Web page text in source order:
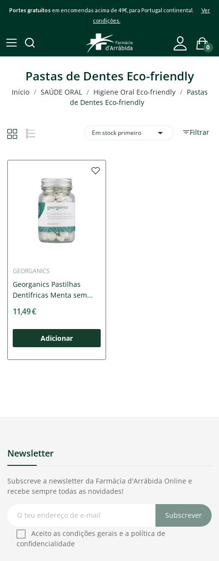
Portes gratuitos em encomendas acima de 49€, para Portugal continental. Ver
condições.
0
Pastas de Dentes Eco-friendly
Início SAÚDE ORAL Higiene Oral Eco-friendly
Pastas
de Dentes Eco-friendly
Filtrar
Em stock primeiro 
GEORGANICS
Georganics Pastilhas
Dentífricas Menta sem...
11,49 €
Adicionar
Newsletter
Subscreve a newsletter da Farmácia d'Arrábida Online e
recebe sempre todas as novidades!
Subscrever
Aceito as condições gerais e a política de
confidencialidade